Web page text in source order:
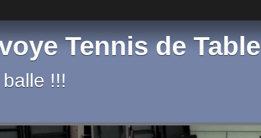
Tennis de Table
!!!